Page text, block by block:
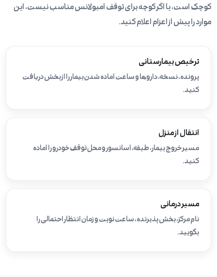
کوچک است، یا اگر کوچه برای توقف آمبولانس مناسب نیست، این
موارد را پیش از اعزام اعلام کنید.
ترخیص بیمارستانی
پرونده، نسخه، داروها و ساعت آماده شدن بیمار را از بخش دریافت
کنید.
انتقال از منزل
مسیر خروج بیمار، طبقه، آسانسور و محل توقف خودرو را آماده
کنید.
مسیر درمانی
نام مرکز، بخش پذیرنده، ساعت نوبت و زمان انتظار احتمالی را
بگویید.